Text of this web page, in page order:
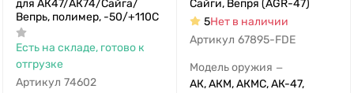
для АК47/АК74/Сайга/
Вепрь, полимер, -50/+110С
Есть на складе, готово к
отгрузке
Артикул 74602
Сайги, Вепря (AGR-47)
5Нет в наличии
Артикул 67895-FDE
Модель оружия —
АК, АКМ, АКМС, АК-47,